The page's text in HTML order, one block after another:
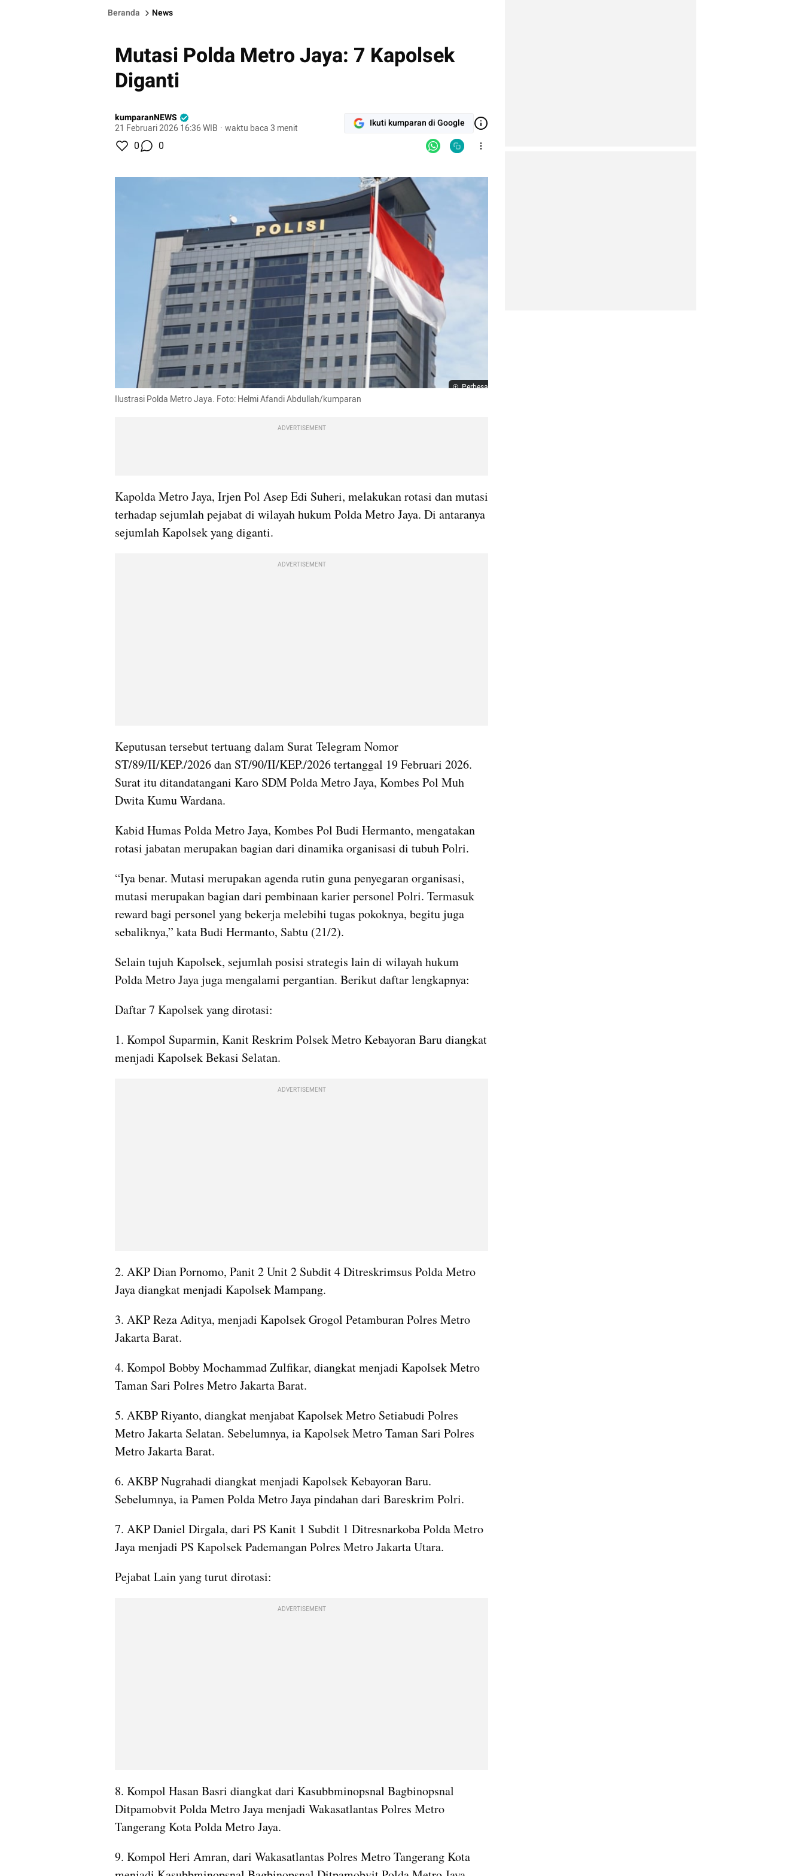
Beranda News
Mutasi Polda Metro Jaya: 7 Kapolsek
Diganti
kumparanNEWS
21 Februari 2026 16:36 WIB · waktu baca 3 menit Ikuti kumparan di Google
0 0
Perbesar
Ilustrasi Polda Metro Jaya. Foto: Helmi Afandi Abdullah/kumparan
ADVERTISEMENT
Kapolda Metro Jaya, Irjen Pol Asep Edi Suheri, melakukan rotasi dan mutasi
terhadap sejumlah pejabat di wilayah hukum Polda Metro Jaya. Di antaranya
sejumlah Kapolsek yang diganti.
ADVERTISEMENT
Keputusan tersebut tertuang dalam Surat Telegram Nomor
ST/89/II/KEP./2026 dan ST/90/II/KEP./2026 tertanggal 19 Februari 2026.
Surat itu ditandatangani Karo SDM Polda Metro Jaya, Kombes Pol Muh
Dwita Kumu Wardana.
Kabid Humas Polda Metro Jaya, Kombes Pol Budi Hermanto, mengatakan
rotasi jabatan merupakan bagian dari dinamika organisasi di tubuh Polri.
“Iya benar. Mutasi merupakan agenda rutin guna penyegaran organisasi,
mutasi merupakan bagian dari pembinaan karier personel Polri. Termasuk
reward bagi personel yang bekerja melebihi tugas pokoknya, begitu juga
sebaliknya,” kata Budi Hermanto, Sabtu (21/2).
Selain tujuh Kapolsek, sejumlah posisi strategis lain di wilayah hukum
Polda Metro Jaya juga mengalami pergantian. Berikut daftar lengkapnya:
Daftar 7 Kapolsek yang dirotasi:
1. Kompol Suparmin, Kanit Reskrim Polsek Metro Kebayoran Baru diangkat
menjadi Kapolsek Bekasi Selatan.
ADVERTISEMENT
2. AKP Dian Pornomo, Panit 2 Unit 2 Subdit 4 Ditreskrimsus Polda Metro
Jaya diangkat menjadi Kapolsek Mampang.
3. AKP Reza Aditya, menjadi Kapolsek Grogol Petamburan Polres Metro
Jakarta Barat.
4. Kompol Bobby Mochammad Zulfikar, diangkat menjadi Kapolsek Metro
Taman Sari Polres Metro Jakarta Barat.
5. AKBP Riyanto, diangkat menjabat Kapolsek Metro Setiabudi Polres
Metro Jakarta Selatan. Sebelumnya, ia Kapolsek Metro Taman Sari Polres
Metro Jakarta Barat.
6. AKBP Nugrahadi diangkat menjadi Kapolsek Kebayoran Baru.
Sebelumnya, ia Pamen Polda Metro Jaya pindahan dari Bareskrim Polri.
7. AKP Daniel Dirgala, dari PS Kanit 1 Subdit 1 Ditresnarkoba Polda Metro
Jaya menjadi PS Kapolsek Pademangan Polres Metro Jakarta Utara.
Pejabat Lain yang turut dirotasi:
ADVERTISEMENT
8. Kompol Hasan Basri diangkat dari Kasubbminopsnal Bagbinopsnal
Ditpamobvit Polda Metro Jaya menjadi Wakasatlantas Polres Metro
Tangerang Kota Polda Metro Jaya.
9. Kompol Heri Amran, dari Wakasatlantas Polres Metro Tangerang Kota